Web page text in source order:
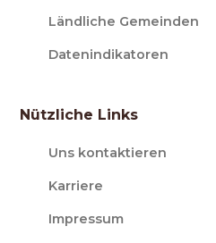
Ländliche Gemeinden
Datenindikatoren
Nützliche Links
Uns kontaktieren
Karriere
Impressum